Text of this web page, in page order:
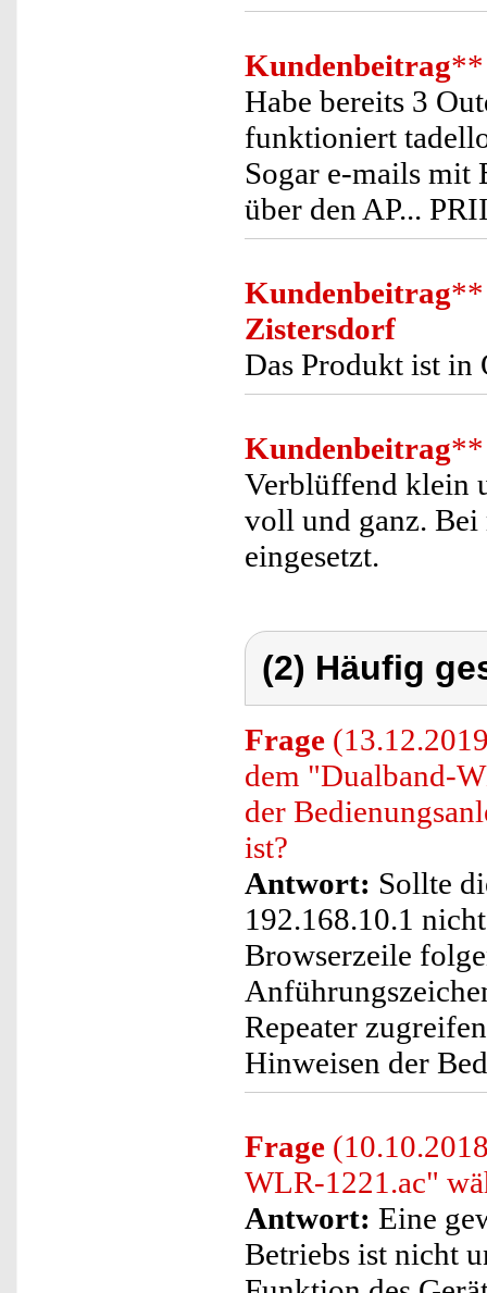
Kundenbeitrag**
Habe bereits 3
funktioniert
Sogar e-mails mit
über den AP...
Kundenbeitrag**
Zistersdorf
Das Produkt ist in
Kundenbeitrag**
Verblüffend klein
voll und ganz. Bei
eingesetzt.
(2) Häufig
Frage
dem "Dualband-
der
ist?
Antwort: Sollte
192.168.10.1
Browserzeile
Repeater
Hinweisen der
Frage
WLR-1221.ac"
Antwort: Eine
Betriebs ist nicht